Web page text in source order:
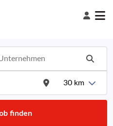
30 km
finden